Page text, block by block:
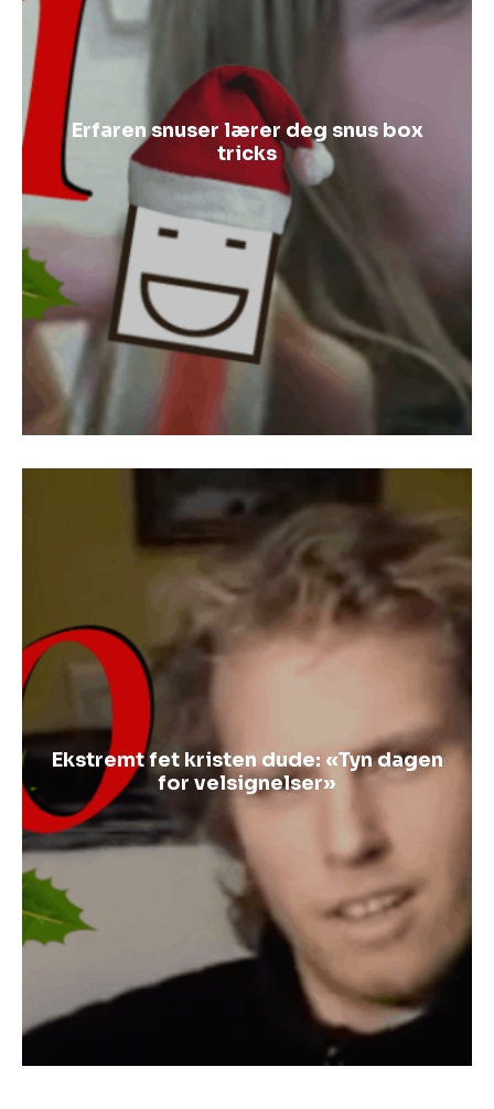
Erfaren snuser lærer deg snus box
tricks
Ekstremt fet kristen dude: «Tyn dagen
for velsignelser»